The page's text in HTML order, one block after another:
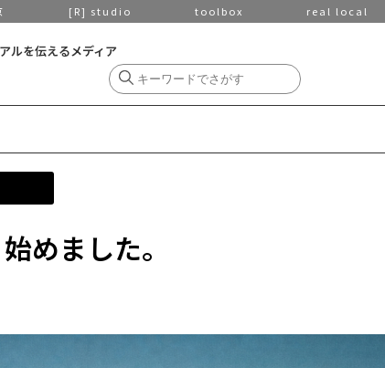
[R] studio toolbox real local
ルを伝えるメディア
めました。